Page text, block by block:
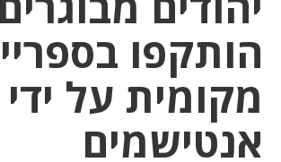
הותקפו
מקומית על ידי
אנטישמים